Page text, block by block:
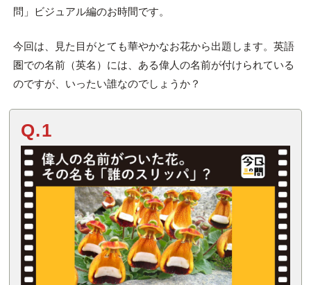
問」ビジュアル編のお時間です。
今回は、見た目がとても華やかなお花から出題します。英語
圏での名前（英名）には、ある偉人の名前が付けられている
のですが、いったい誰なのでしょうか？
Q.1